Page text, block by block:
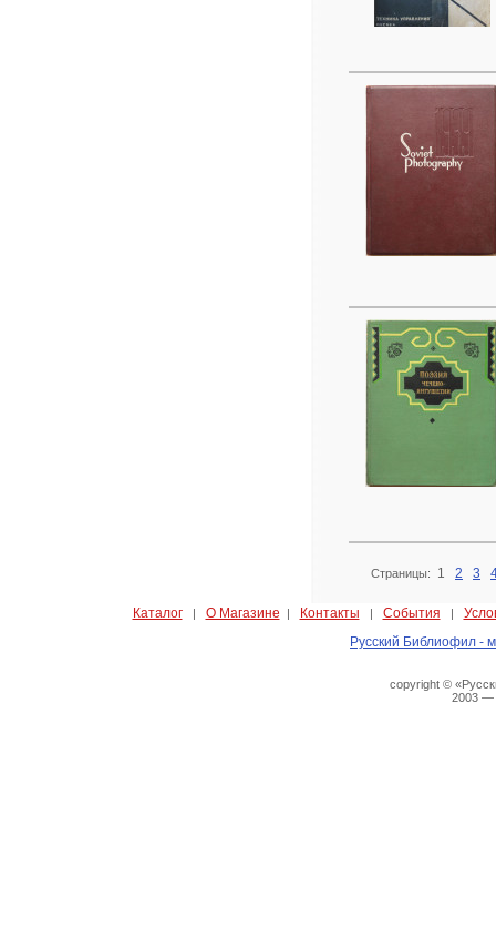
Страницы: 1 2 3
Каталог| О Магазине | Контакты | События |
Русский Библиофил -
copyright ©
2003 —